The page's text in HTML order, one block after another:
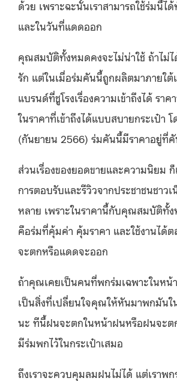
ด้วย เพราะฉะนั้นเราสามารถใช้ร่มนี้ไ
และในวันที่แดดออก
คุณสมบัติทั้งหมดคงจะไม่น่าใช้ ถ้าไม่ไ
รัก แต่ในเมื่อร่มคันนี้ถูกผลิตมาภายใ
แบรนด์ที่ชูโรงเรื่องความเข้าถึงได้ รา
ในราคาที่เข้าถึงได้แบบสบายกระเป๋า
(กันยายน 2566) ร่มคันนี้มีราคาอยู่ที่
ส่วนเรื่องของยอดขายและความนิยม
การตอบรับและรีวิวจากประชาชนชาว
หลาย เพราะในราคานี้กับคุณสมบัติทั้
คือร่มที่คุ้มค่า คุ้มราคา และใช้งานได้
จะตกหรือแดดจะออก
ถ้าคุณเคยเป็นคนที่พกร่มเฉพาะในหน้
เป็นสิ่งที่เปลี่ยนใจคุณให้หันมาพกมันใ
นะ ทีนี้ฝนจะตกในหน้าฝนหรือฝนจะ
มีร่มพกไว้ในกระเป๋าเสมอ
ถึงเราจะควบคุมลมฝนไม่ได้ แต่เราพ